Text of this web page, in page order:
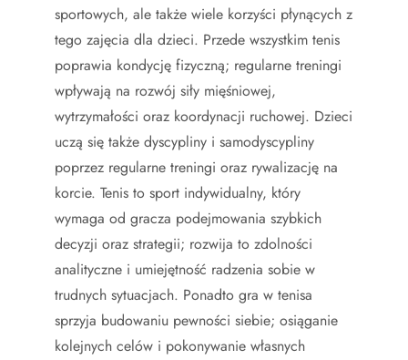
sportowych, ale także wiele korzyści płynących z
tego zajęcia dla dzieci. Przede wszystkim tenis
poprawia kondycję fizyczną; regularne treningi
wpływają na rozwój siły mięśniowej,
wytrzymałości oraz koordynacji ruchowej. Dzieci
uczą się także dyscypliny i samodyscypliny
poprzez regularne treningi oraz rywalizację na
korcie. Tenis to sport indywidualny, który
wymaga od gracza podejmowania szybkich
decyzji oraz strategii; rozwija to zdolności
analityczne i umiejętność radzenia sobie w
trudnych sytuacjach. Ponadto gra w tenisa
sprzyja budowaniu pewności siebie; osiąganie
kolejnych celów i pokonywanie własnych